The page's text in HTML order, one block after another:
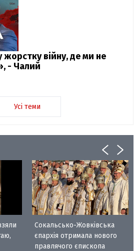
жорстку війну, де ми не
- Чалий
Усі теми
Сокальсько-Жовківська
єпархія отримала нового
правлячого єпископа